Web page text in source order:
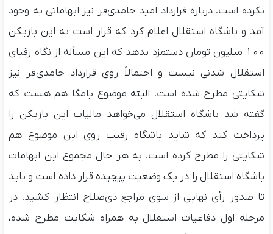
نکرده است. درباره قرارداد امید حامدی‌فر نیز ابهاماتی به وجود
آمد و باشگاه استقلال اعلام کرد که قرار است به این بازیکن
۱۰۰ میلیون تومان دستمزد بدهد که این مسأله از نگاه رقبای
استقلال شدنی نیست و احتمالاً روی قرارداد حامدی‌فر نیز
شکایتی مطرح شده است. البته موضوع یامگا هم هست که
گفته شد باشگاه استقلال می‌خواهد مالیات این بازیکن را
پرداخت کند که شاید باشگاه رقیب روی این موضوع هم
شکایتی را مطرح کرده است. به هر حال مجموع این ابهامات
باشگاه استقلال را در یک وضعیت پیچیده قرار داده است و باید
تا صدور رأی نهایی از سوی مراجع ذی‌صلاح انتظار کشید. در
مرحله اول دفاعیات استقلال به همراه شکایت مطرح شده،